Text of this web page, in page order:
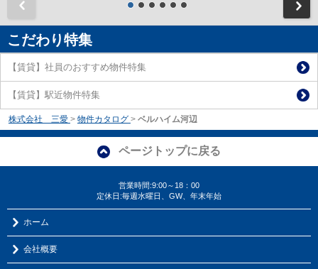
こだわり特集
【賃貸】社員のおすすめ物件特集
【賃貸】駅近物件特集
株式会社 三愛 > 物件カタログ > ベルハイム河辺
ページトップに戻る
営業時間:9:00～18：00
定休日:毎週水曜日、GW、年末年始
ホーム
会社概要